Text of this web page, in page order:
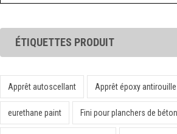
ÉTIQUETTES PRODUIT
Apprêt autoscellant Apprêt époxy antirouille
eurethane paint Fini pour planchers de béton